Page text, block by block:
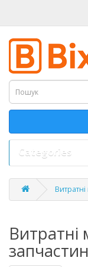
Categories
Витратні